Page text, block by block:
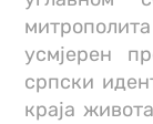
усмјерен
српски
краја